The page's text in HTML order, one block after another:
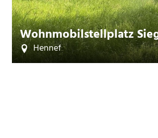
Wohnmobilstellplatz
Hennef